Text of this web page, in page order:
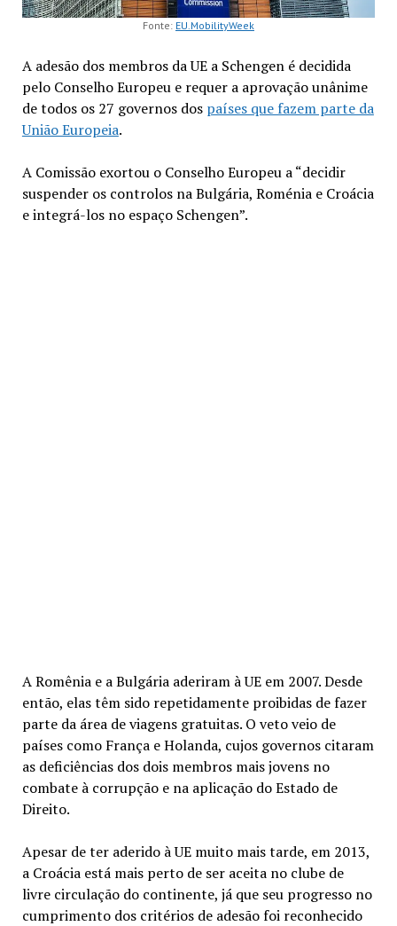
Fonte: EU.MobilityWeek
A adesão dos membros da UE a Schengen é decidida
pelo Conselho Europeu e requer a aprovação unânime
de todos os 27 governos dos países que fazem parte da
União Europeia.
A Comissão exortou o Conselho Europeu a “decidir
suspender os controlos na Bulgária, Roménia e Croácia
e integrá-los no espaço Schengen”.
A Romênia e a Bulgária aderiram à UE em 2007. Desde
então, elas têm sido repetidamente proibidas de fazer
parte da área de viagens gratuitas. O veto veio de
países como França e Holanda, cujos governos citaram
as deficiências dos dois membros mais jovens no
combate à corrupção e na aplicação do Estado de
Direito.
Apesar de ter aderido à UE muito mais tarde, em 2013,
a Croácia está mais perto de ser aceita no clube de
livre circulação do continente, já que seu progresso no
cumprimento dos critérios de adesão foi reconhecido